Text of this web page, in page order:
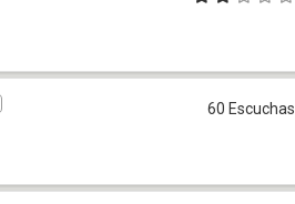
60 Escuchas